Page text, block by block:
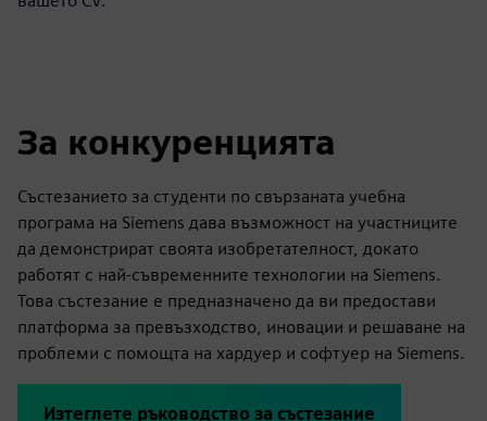
За конкуренцията
Състезанието за студенти по свързаната учебна
програма на Siemens дава възможност на участниците
да демонстрират своята изобретателност, докато
работят с най-съвременните технологии на Siemens.
Това състезание е предназначено да ви предостави
платформа за превъзходство, иновации и решаване на
проблеми с помощта на хардуер и софтуер на Siemens.
Изтеглете ръководство за състезание